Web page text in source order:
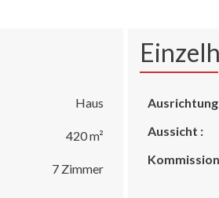
Haus
420 m²
7 Zimmer
Ausrichtung
Aussicht :